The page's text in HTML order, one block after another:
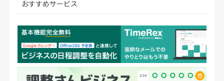
おすすめサービス